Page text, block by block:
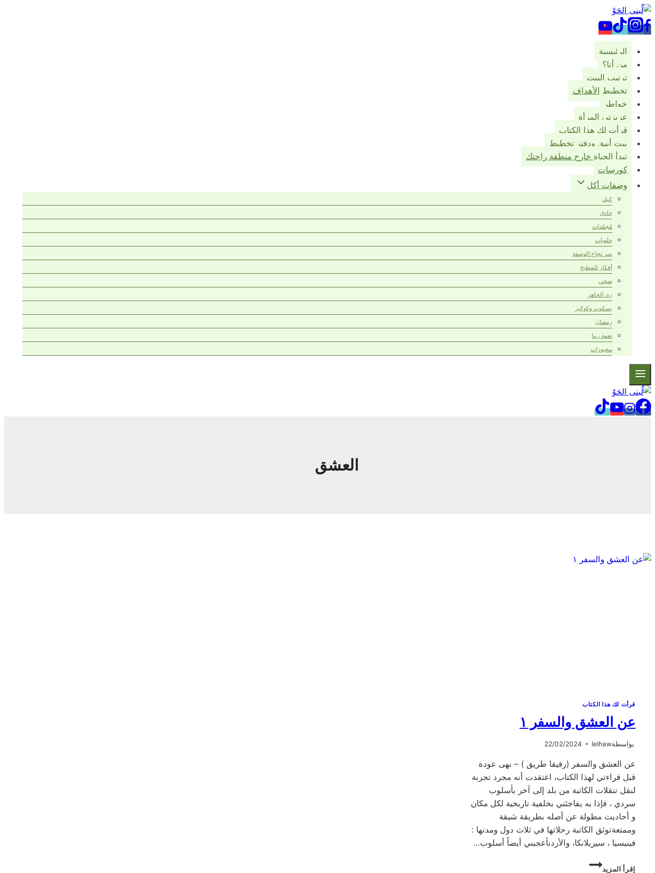
التجاوز
إلى
المحتوى
الرئيسية
من أنا؟
ترتيب البيت
تخطيط الأهداف
خواطر
عزيزتي المرأة
قرأت لك هذا الكتاب
بيت أنيق ودفتر تخطيط
تبدأ الحياة خارج منطقة راحتك
كورسات
وصفات أكل
كيك
حادق
مُجمّدات
حلويات
سر نجاح الوصفة
أفكار للمطبخ
صحي
زي الجاهز
بسكوت وكوكيز
رمضان
نعمة ربنا
مخبوزات
العشق
قرأت لك هذا الكتاب
عن العشق والسفر ١
بواسطةlelhaw
22/02/2024
عن العشق والسفر (رفيقا طريق ) – نهى عودة
قبل قراءتي لهذا الكتاب، اعتقدت أنه مجرد تجربة
لنقل تنقلات الكاتبة من بلد إلى آخر بأسلوب
سردي ، فإذا به يفاجئني بخلفية تاريخية لكل مكان
و أحاديث مطولة عن أصله بطريقة شيقة
وممتعةتوثق الكاتبة رحلاتها في ثلاث دول ومدنها :
فينيسيا ، سيريلانكا، والأردنأعجبني أيضاً أسلوب…
إقرأ المزيد
عن